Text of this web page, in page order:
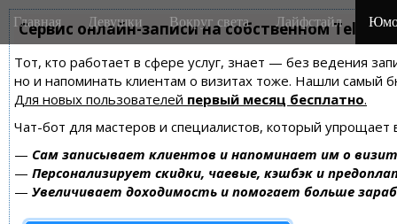
Сервис онлайн-записи на собственном
Тот, кто работает в сфере услуг, знает — без ведения
но и напоминать клиентам о визитах тоже. Нашли самый
Для новых пользователей первый месяц бесплатно.
Чат-бот для мастеров и специалистов, который упрощает
— Сам записывает клиентов и напоминает им о
— Персонализирует скидки, чаевые, кэшбэк и
— Увеличивает доходимость и помогает больше
M
a
n
m
e
n
u
i
Главная Девушки Вокруг света Лайфстайл